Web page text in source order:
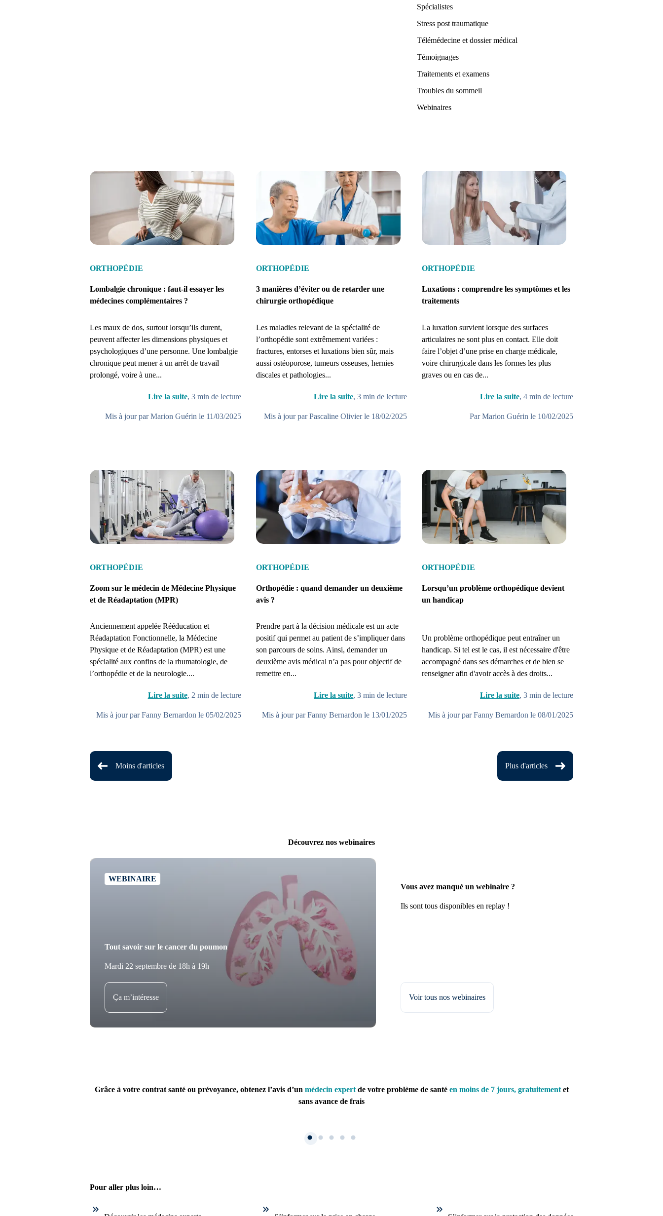
Spécialistes
Stress post traumatique
Télémédecine et dossier médical
Témoignages
Traitements et examens
Troubles du sommeil
Webinaires
ORTHOPÉDIE
Lombalgie chronique : faut-il essayer les
médecines complémentaires ?
Les maux de dos, surtout lorsqu’ils durent,
peuvent affecter les dimensions physiques et
psychologiques d’une personne. Une lombalgie
chronique peut mener à un arrêt de travail
prolongé, voire à une...
Lire la suite, 3 min de lecture
Mis à jour par Marion Guérin le 11/03/2025
ORTHOPÉDIE
3 manières d’éviter ou de retarder une
chirurgie orthopédique
Les maladies relevant de la spécialité de
l’orthopédie sont extrêmement variées :
fractures, entorses et luxations bien sûr, mais
aussi ostéoporose, tumeurs osseuses, hernies
discales et pathologies...
Lire la suite,3 min de lecture
Mis à jour par Pascaline Olivier le 18/02/2025
ORTHOPÉDIE
Luxations : comprendre les symptômes et les
traitements
La luxation survient lorsque des surfaces
articulaires ne sont plus en contact. Elle doit
faire l’objet d’une prise en charge médicale,
voire chirurgicale dans les formes les plus
graves ou en cas de...
Lire la suite,4 min de lecture
Par Marion Guérin le 10/02/2025
ORTHOPÉDIE
Zoom sur le médecin de Médecine Physique
et de Réadaptation (MPR)
Anciennement appelée Rééducation et
Réadaptation Fonctionnelle, la Médecine
Physique et de Réadaptation (MPR) est une
spécialité aux confins de la rhumatologie, de
l’orthopédie et de la neurologie....
Lire la suite, 2 min de lecture
Mis à jour par Fanny Bernardon le 05/02/2025
ORTHOPÉDIE
Orthopédie : quand demander un deuxième
avis ?
Prendre part à la décision médicale est un acte
positif qui permet au patient de s’impliquer dans
son parcours de soins. Ainsi, demander un
deuxième avis médical n’a pas pour objectif de
remettre en...
Lire la suite,3 min de lecture
Mis à jour par Fanny Bernardon le 13/01/2025
ORTHOPÉDIE
Lorsqu’un problème orthopédique devient
un handicap
Un problème orthopédique peut entraîner un
handicap. Si tel est le cas, il est nécessaire d'être
accompagné dans ses démarches et de bien se
renseigner afin d'avoir accès à des droits...
Lire la suite,3 min de lecture
Mis à jour par Fanny Bernardon le 08/01/2025
Moins d'articles Plus d'articles
Découvrez nos webinaires
WEBINAIRE
Tout savoir sur le cancer du poumon
Mardi 22 septembre de 18h à 19h
Ça m’intéresse
Vous avez manqué un webinaire ?
Ils sont tous disponibles en replay !
Voir tous nos webinaires
Grâce à votre contrat santé ou prévoyance, obtenez l’avis d’un médecin expertde votre problème de santé en moins de 7 jours, gratuitementet
sans avance de frais
Créez un compte et récupérez votre dossier médical en
Pour aller plus loin…